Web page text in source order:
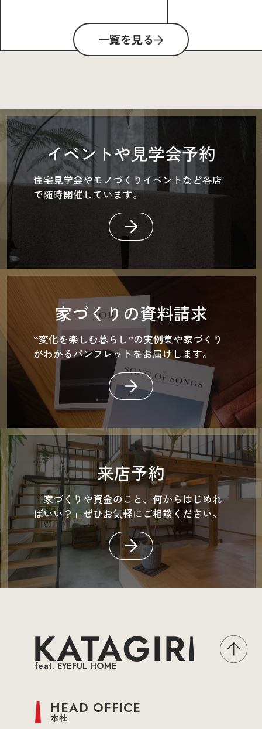
一覧を見る
イベントや見学会予約
住宅見学会やモノづくりイベントなど各店
で随時開催しています。
家づくりの資料請求
“変化を楽しむ暮らし”の実例集や家づくり
がわかるパンフレットをお届けします。
来店予約
「家づくりや資金のこと、何からはじめれ
ばいい？」ぜひお気軽にご相談ください。
feat. EYEFUL HOME
HEAD OFFICE
本社